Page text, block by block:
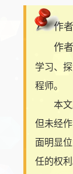
作
作
学习、
程师。
本
但未经
面明显
任的权